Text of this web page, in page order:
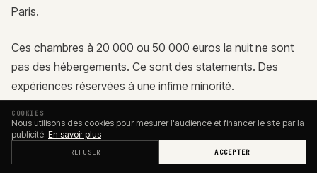
Paris.
Ces chambres à 20 000 ou 50 000 euros la nuit ne sont
pas des hébergements. Ce sont des statements. Des
expériences réservées à une infime minorité.
Ce que l'hébergement
extraordinaire enseigne
PARTAGER
COOKIES
Nous utilisons des cookies pour mesurer l'audience et financer le site par la
publicité. En savoir plus
REFUSER ACCEPTER